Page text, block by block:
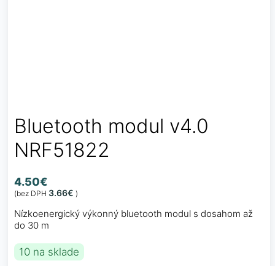
Bluetooth modul v4.0
NRF51822
4.50€
(bez DPH 3.66€ )
Nízkoenergický výkonný bluetooth modul s dosahom až
do 30 m
10 na sklade